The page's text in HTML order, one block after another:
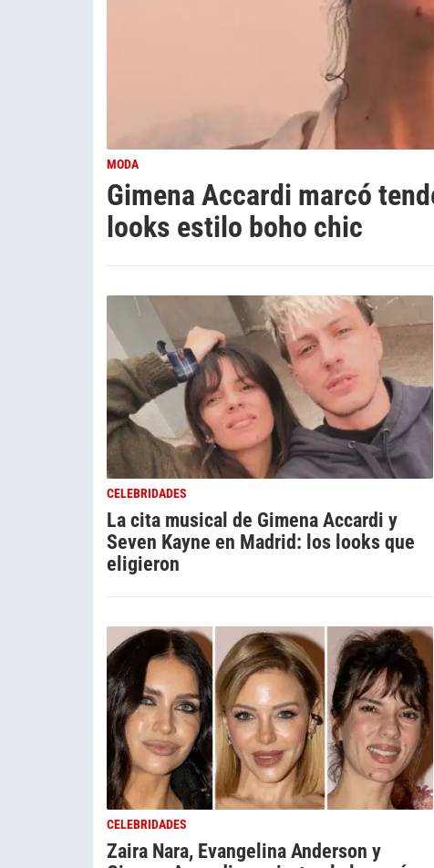
MODA
Gimena Accardi marcó
looks estilo boho chic
CELEBRIDADES
La cita musical de Gimena Accardi y
Seven Kayne en Madrid: los looks que
eligieron
CELEBRIDADES
Zaira Nara, Evangelina Anderson y